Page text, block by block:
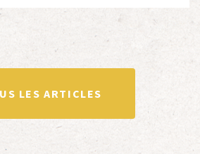
afin de faire vivre […]
LES ARTICLES